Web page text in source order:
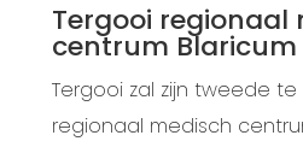
Tergooi regionaal
centrum Blaricum
Tergooi zal zijn tweede
regionaal medisch